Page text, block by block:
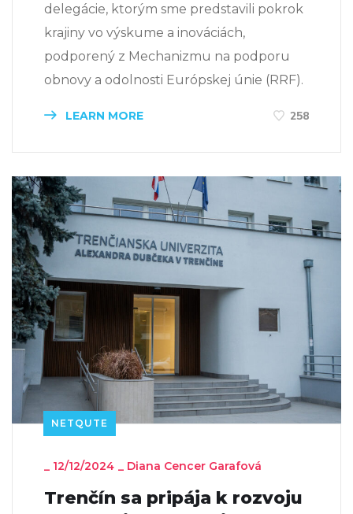
delegácie, ktorým sme predstavili pokrok
krajiny vo výskume a inováciách,
podporený z Mechanizmu na podporu
obnovy a odolnosti Európskej únie (RRF).
LEARN MORE 258
NETQUTE
_ 12/12/2024 _ Diana Cencer Garafová
Trenčín sa pripája k rozvoju